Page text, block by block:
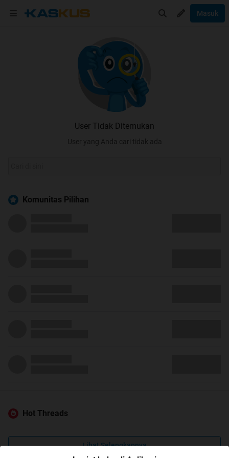
Masuk
User Tidak Ditemukan
User yang Anda cari tidak ada
Komunitas Pilihan
Hot Threads
Lihat Selengkapnya